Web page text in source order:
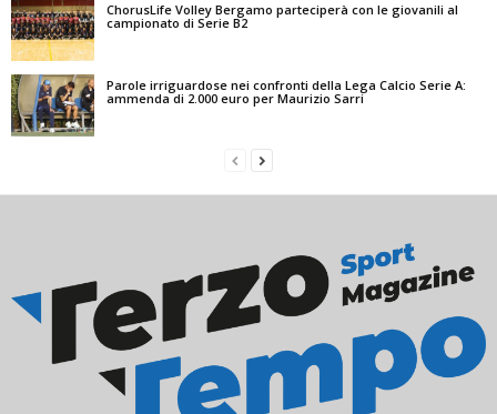
ChorusLife Volley Bergamo parteciperà con le giovanili al
campionato di Serie B2
Parole irriguardose nei confronti della Lega Calcio Serie A:
ammenda di 2.000 euro per Maurizio Sarri